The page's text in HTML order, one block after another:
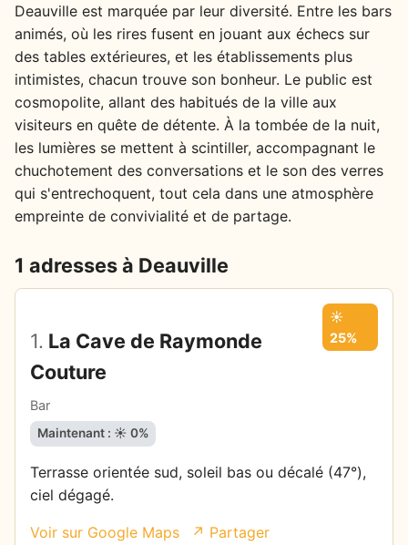
Deauville est marquée par leur diversité. Entre les bars
animés, où les rires fusent en jouant aux échecs sur
des tables extérieures, et les établissements plus
intimistes, chacun trouve son bonheur. Le public est
cosmopolite, allant des habitués de la ville aux
visiteurs en quête de détente. À la tombée de la nuit,
les lumières se mettent à scintiller, accompagnant le
chuchotement des conversations et le son des verres
qui s'entrechoquent, tout cela dans une atmosphère
empreinte de convivialité et de partage.
1 adresses à Deauville
1. La Cave de Raymonde
Couture
Bar
☀️
25%
Maintenant : ☀️ 0%
Terrasse orientée sud, soleil bas ou décalé (47°),
ciel dégagé.
Voir sur Google Maps ↗ Partager